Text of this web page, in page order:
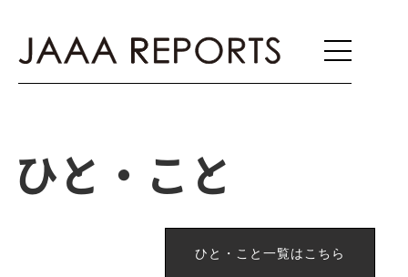
ひと・こと
ひと・こと一覧はこちら